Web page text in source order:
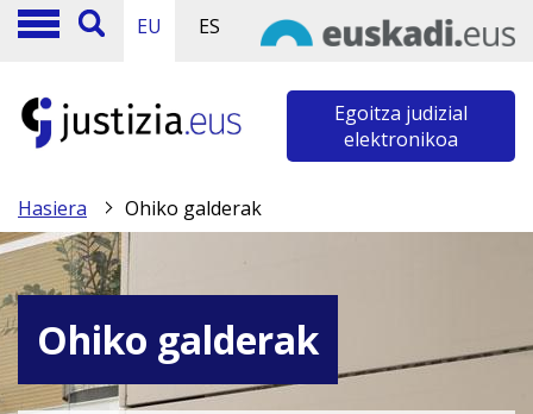
EU ES
Egoitza judizial
elektronikoa
Hasiera Ohiko galderak
Ohiko galderak